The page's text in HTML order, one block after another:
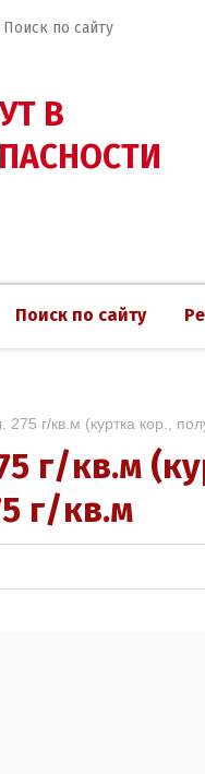
В
Поиск по сайту
275 г/кв.м (куртка кор.,
г/кв.м
г/кв.м